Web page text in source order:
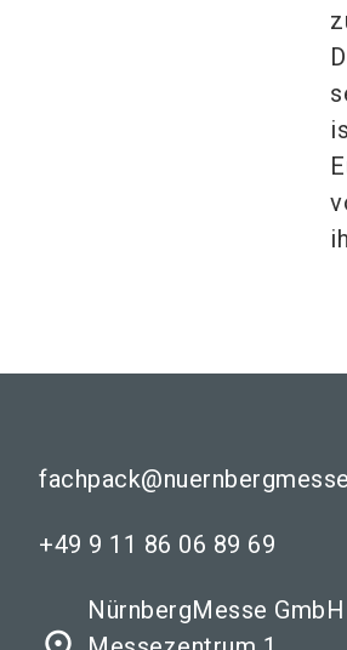
+49 9 11 86 06 89 69
NürnbergMesse GmbH